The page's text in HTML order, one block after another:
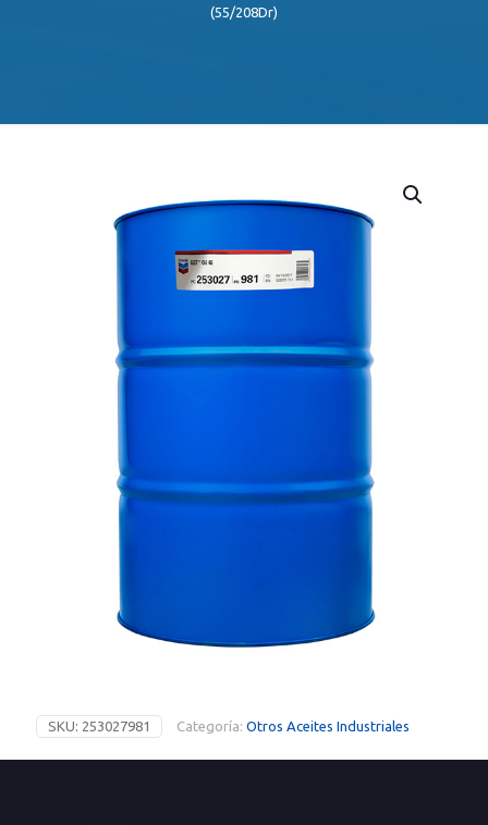
(55/208Dr)
SKU: 253027981 Categoría: Otros Aceites Industriales